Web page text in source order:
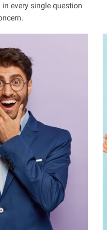
every single question